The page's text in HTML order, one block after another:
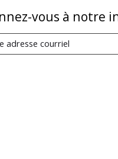
vous à notre